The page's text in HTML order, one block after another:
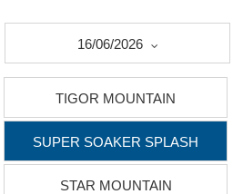
16/06/2026
TIGOR MOUNTAIN
SUPER SOAKER SPLASH
STAR MOUNTAIN